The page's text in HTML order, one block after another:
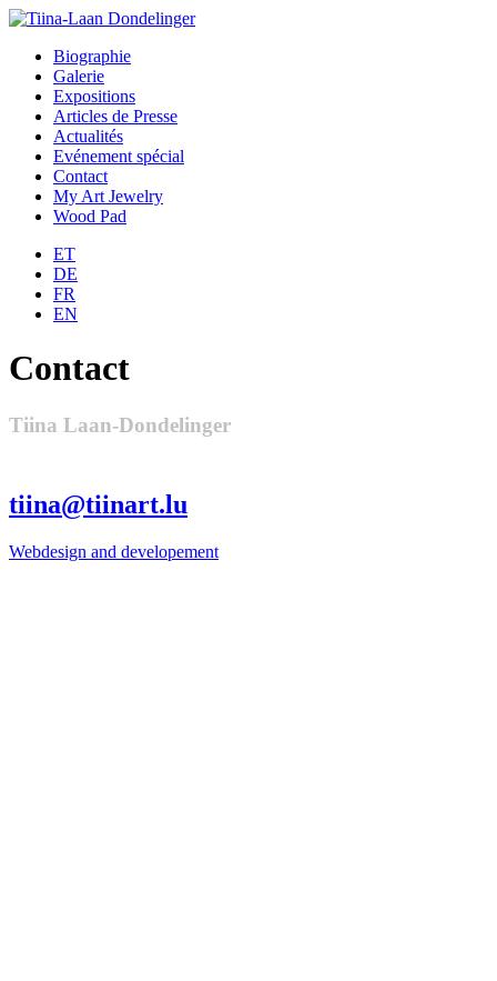
Biographie
Galerie
Expositions
Articles de Presse
Actualités
Evénement spécial
Contact
My Art Jewelry
Wood Pad
ET
DE
FR
EN
Contact
Tiina Laan-Dondelinger
tiina@tiinart.lu
Webdesign and developement